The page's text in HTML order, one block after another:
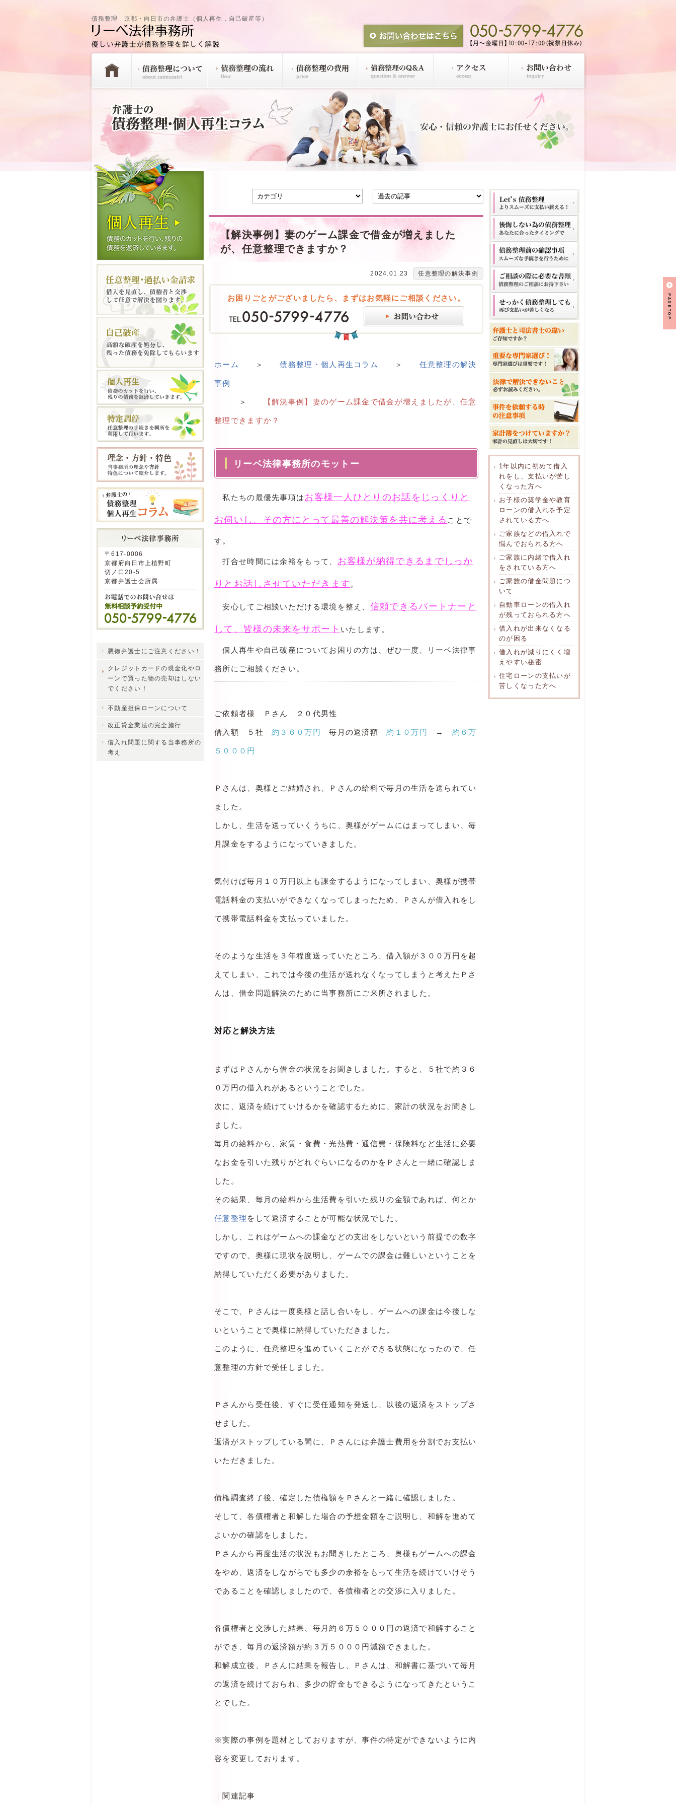
債務整理 京都・向日市の弁護士（個人再生，自己破産等）
〒617-0006
京都府向日市上植野町
切ノ口20-5
京都弁護士会所属
悪徳弁護士にご注意ください！
クレジットカードの現金化やロ
ーンで買った物の売却はしない
でください！
不動産担保ローンについて
改正貸金業法の完全施行
借入れ問題に関する当事務所の
考え
【解決事例】妻のゲーム課金で借金が増えました
が、任意整理できますか？
2024.01.23 任意整理の解決事例
お困りごとがございましたら、まずはお気軽にご相談ください。
ホーム ＞債務整理・個人再生コラム ＞ 任意整理の解決
事例
＞ 【解決事例】妻のゲーム課金で借金が増えましたが、任意
整理できますか？
リーベ法律事務所のモットー
私たちの最優先事項はお客様一人ひとりのお話をじっくりと
お伺いし、その方にとって最善の解決策を共に考える ことで
す。
打合せ時間には余裕をもって、 お客様が納得できるまでしっか
りとお話しさせていただきます 。
安心してご相談いただける環境を整え、 信頼できるパートナーと
して、皆様の未来をサポート いたします。
個人再生や自己破産についてお困りの方は、ぜひ一度、リーベ法律事
務所にご相談ください。
ご依頼者様 Ｐさん ２ ０代男性
借入額 ５社約３６０万円 毎月の返済額約１０万円 → 約６万
５０００円
Ｐさんは、奥様とご結婚され、Ｐさんの給料で毎月の生活を送られてい
ました。
しかし、生活を送っていくうちに、奥様がゲームにはまってしまい、毎
月課金をするようになっていきました。
気付けば毎月１０万円以上も課金するようになってしまい、奥様が携帯
電話料金の支払いができなくなってしまったため、Ｐさんが借入れをし
て携帯電話料金を支払っていました。
そのような生活を３年程度送っていたところ、借入額が３００万円を超
えてしまい、これでは今後の生活が送れなくなってしまうと考えたＰさ
んは、 借金問題解決のために当事務所にご来所されました。
対応と解決方法
まずはＰさんから借金の状況をお聞きしました。すると、５社で約３６
０万円の借入れがあるということでした。
次に、返済を続けていけるかを確認するために、家計の状況をお聞きし
ました。
毎月の給料から、家賃・食費・光熱費・通信費・保険料など生活に必要
なお金を引いた残りがどれぐらいになるのかをＰさんと一緒に確認しま
した。
その結果、毎月の給料から生活費を引いた残りの金額であれば、何とか
任意整理 をして返済することが可能な状況でした。
しかし、これはゲームへの課金などの支出をしないという前提での数字
ですので、奥様に現状を説明し、ゲームでの課金は難しいということを
納得していただく必要がありました。
そこで、Ｐさんは一度奥様と話し合いをし、ゲームへの課金は今後しな
いということで奥様に納得していただきました。
このように、任意整理を進めていくことができる状態になったので、任
意整理の方針で受任しました。
Ｐさんから受任後、すぐに受任通知を発送し、以後の返済をストップさ
せました。
返済がストップしている間に、Ｐさんには弁護士費用を分割でお支払い
いただきました。
債権調査終了後、確定した債権額をＰさんと一緒に確認しました。
そして、各債権者と和解した場合の予想金額をご説明し、和解を進めて
よいかの確認をしました。
Ｐさんから再度生活の状況もお聞きしたところ、奥様もゲームへの課金
をやめ、返済をしながらでも多少の余裕をもって生活を続けていけそう
であることを確認しましたので、各債権者との交渉に入りました。
各債権者と交渉した結果、毎月約６万５０００円の返済で和解すること
ができ、毎月の返済額が約３万５０００円減額できました。
和解成立後、Ｐさんに結果を報告し、Ｐさんは、和解書に基づいて毎月
の返済を続けておられ、多少の貯金もできるようになってきたというこ
とでした。
※実際の事例を題材としておりますが、事件の特定ができないように内
容を変更しております。
｜ 関連記事
1年以内に初めて借入
れをし、支払いが苦し
くなった方へ
お子様の奨学金や教育
ローンの借入れを予定
されている方へ
ご家族などの借入れで
悩んでおられる方へ
ご家族に内緒で借入れ
をされている方へ
ご家族の借金問題につ
いて
自動車ローンの借入れ
が残っておられる方へ
借入れが出来なくなる
のが困る
借入れが減りにくく増
えやすい秘密
住宅ローンの支払いが
苦しくなった方へ